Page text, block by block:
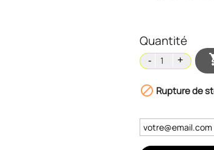
Quantité
 Rupture de